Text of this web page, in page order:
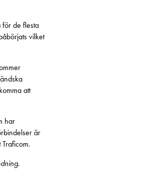
de flesta
vilket
att
har
är